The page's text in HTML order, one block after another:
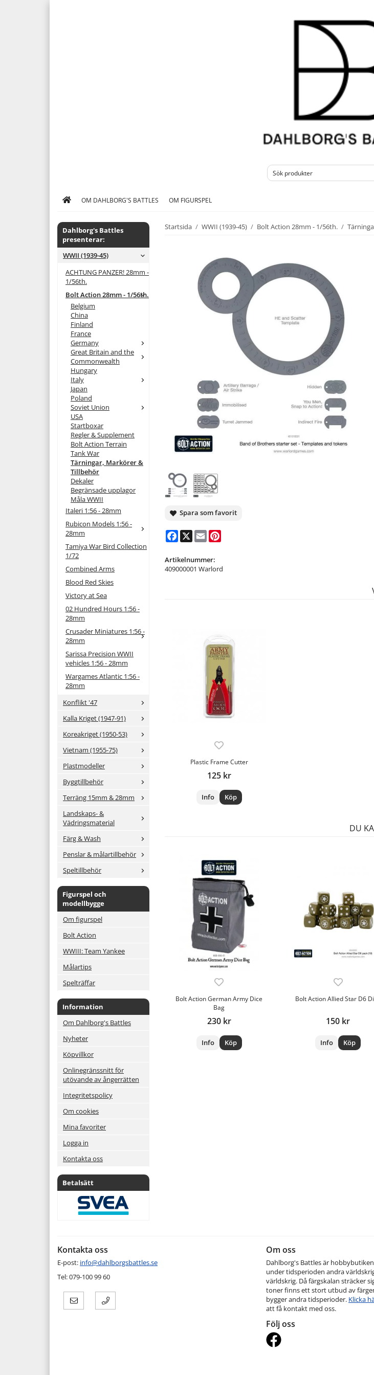
OM DAHLBORG'S BATTLES OM FIGURSPEL
Dahlborg's Battles
presenterar:
WWII (1939-45)
ACHTUNG PANZER! 28mm -
1/56th.
Bolt Action 28mm - 1/56th.
Belgium
China
Finland
France
Germany
Great Britain and the
Commonwealth
Hungary
Italy
Japan
Poland
Soviet Union
USA
Startboxar
Regler & Supplement
Bolt Action Terrain
Tank War
Tärningar, Markörer &
Tillbehör
Dekaler
Begränsade upplagor
Måla WWII
Italeri 1:56 - 28mm
Rubicon Models 1:56 -
28mm
Tamiya War Bird Collection
1/72
Combined Arms
Blood Red Skies
Victory at Sea
02 Hundred Hours 1:56 -
28mm
Crusader Miniatures 1:56 -
28mm
Sarissa Precision WWII
vehicles 1:56 - 28mm
Wargames Atlantic 1:56 -
28mm
Konflikt '47
Kalla Kriget (1947-91)
Koreakriget (1950-53)
Vietnam (1955-75)
Plastmodeller
Byggtillbehör
Terräng 15mm & 28mm
Landskaps- &
Vädringsmaterial
Färg & Wash
Penslar & målartillbehör
Speltillbehör
Figurspel och
modellbygge
Om figurspel
Bolt Action
WWIII: Team Yankee
Målartips
Spelträffar
Information
Om Dahlborg's Battles
Nyheter
Köpvillkor
Onlinegränssnitt för
utövande av ångerrätten
Integritetspolicy
Om cookies
Mina favoriter
Logga in
Kontakta oss
Betalsätt
Startsida / WWII (1939-45) / Bolt Action 28mm - 1/56th. /
Spara som favorit
Facebook
X Email
Artikelnummer:
409000001 Warlord
Plastic Frame Cutter
125 kr
Info Köp
DU
Bolt Action German Army Dice
Bag
230 kr
Info Köp
Bolt Action Allied Star D6
150 kr
Info Köp
Kontakta oss
E-post: info@dahlborgsbattles.se
Tel: 079-100 99 60
Om oss
Dahlborg's Battles är
under tidsperioden andra
världskrig. Då färgskalan sträcker
toner finns ett stort utbud av
bygger andra tidsperioder. Klicka
att få kontakt med oss.
Följ oss